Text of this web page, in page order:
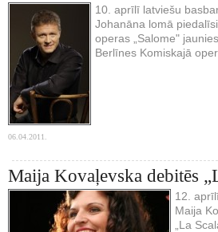
10. aprīlī latviešu
Johanāna lomā
operas „Salome"
Berlīnes Komiskajā
06.04.2011.
Maija Kovaļevska debitēs
12.
Maija
„La